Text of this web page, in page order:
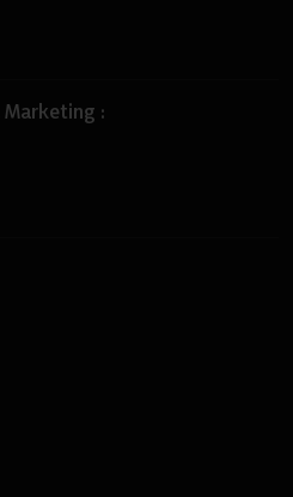
Marketing :